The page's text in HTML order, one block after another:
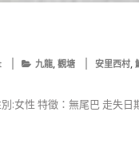
九龍, 觀塘 安里西村,
:女性 特徵：無尾巴 走失